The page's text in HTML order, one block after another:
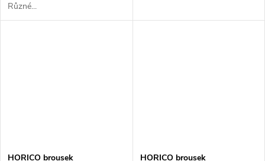
Různé...
HORICO brousek
HORICO brousek